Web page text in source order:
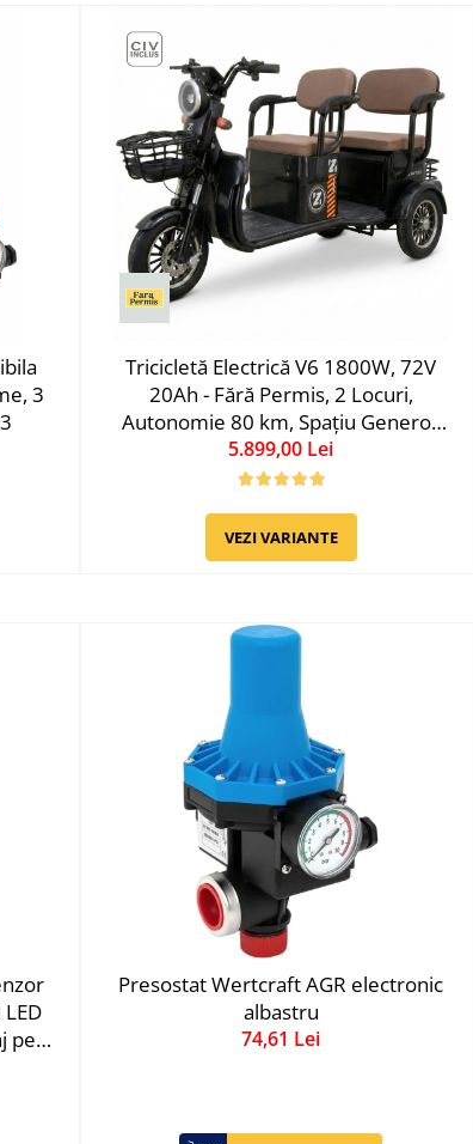
3
Tricicletă Electrică V6 1800W, 72V
20Ah - Fără Permis, 2 Locuri,
Autonomie 80 km, Spațiu Generos
Depozitare
5.899,00 Lei
VEZI VARIANTE
pe
Presostat Wertcraft AGR electronic
albastru
74,61 Lei